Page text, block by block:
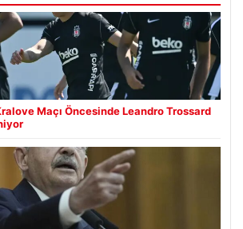
Maçı Öncesinde Leandro Trossard